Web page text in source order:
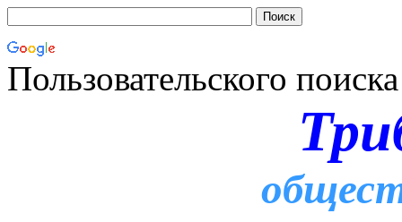
Пользовательского поиска